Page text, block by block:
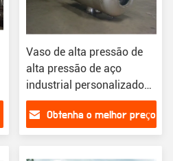
Vaso de alta pressão de
alta pressão de aço
industrial personalizado
Certificado ASME
Obtenha o melhor preço